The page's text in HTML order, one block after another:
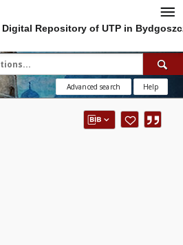
Digital Repository of UTP in
Advanced search Help